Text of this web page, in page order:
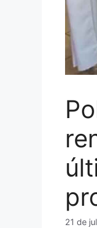
21 de